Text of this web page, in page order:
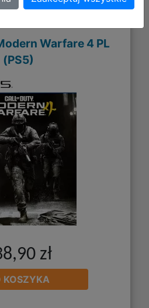
Warfare 4 PL
(PS5)
zł
KOSZYKA